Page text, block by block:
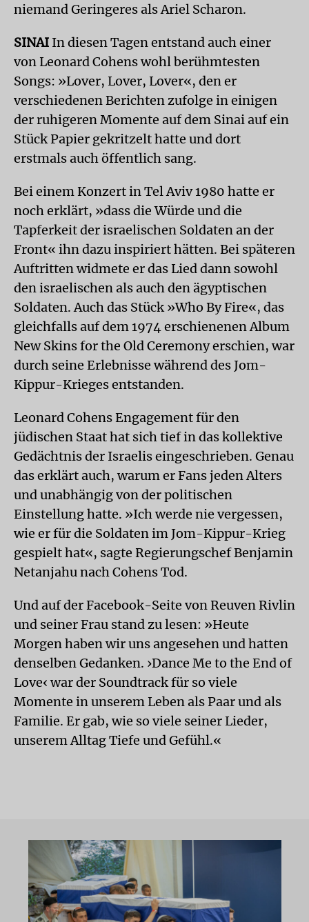
niemand Geringeres als Ariel Scharon.
SINAI In diesen Tagen entstand auch einer
von Leonard Cohens wohl berühmtesten
Songs: »Lover, Lover, Lover«, den er
verschiedenen Berichten zufolge in einigen
der ruhigeren Momente auf dem Sinai auf ein
Stück Papier gekritzelt hatte und dort
erstmals auch öffentlich sang.
Bei einem Konzert in Tel Aviv 1980 hatte er
noch erklärt, »dass die Würde und die
Tapferkeit der israelischen Soldaten an der
Front« ihn dazu inspiriert hätten. Bei späteren
Auftritten widmete er das Lied dann sowohl
den israelischen als auch den ägyptischen
Soldaten. Auch das Stück »Who By Fire«, das
gleichfalls auf dem 1974 erschienenen Album
New Skins for the Old Ceremony erschien, war
durch seine Erlebnisse während des Jom-
Kippur-Krieges entstanden.
Leonard Cohens Engagement für den
jüdischen Staat hat sich tief in das kollektive
Gedächtnis der Israelis eingeschrieben. Genau
das erklärt auch, warum er Fans jeden Alters
und unabhängig von der politischen
Einstellung hatte. »Ich werde nie vergessen,
wie er für die Soldaten im Jom-Kippur-Krieg
gespielt hat«, sagte Regierungschef Benjamin
Netanjahu nach Cohens Tod.
Und auf der Facebook-Seite von Reuven Rivlin
und seiner Frau stand zu lesen: »Heute
Morgen haben wir uns angesehen und hatten
denselben Gedanken. ›Dance Me to the End of
Love‹ war der Soundtrack für so viele
Momente in unserem Leben als Paar und als
Familie. Er gab, wie so viele seiner Lieder,
unserem Alltag Tiefe und Gefühl.«